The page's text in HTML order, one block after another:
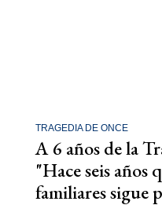
TRAGEDIA DE ONCE
A 6 años de la
"Hace seis años
familiares sigue